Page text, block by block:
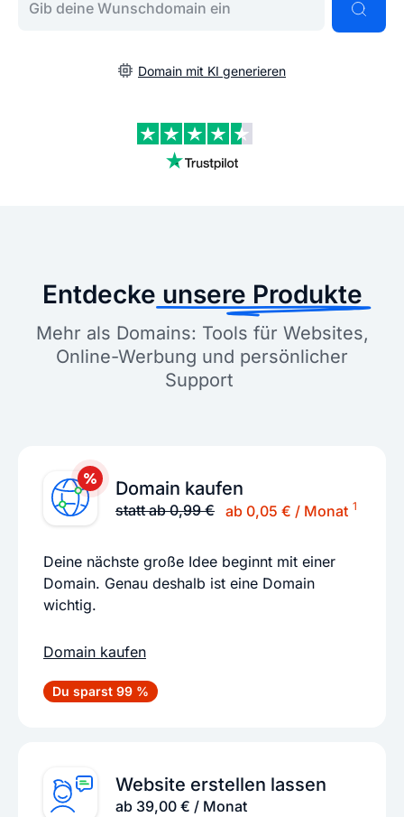
Domain mit KI generieren
Entdecke unsere Produkte
Mehr als Domains: Tools für Websites,
Online-Werbung und persönlicher
Support
Domain kaufen
statt ab 0,99 € ab 0,05 € / Monat 1
Deine nächste große Idee beginnt mit einer
Domain. Genau deshalb ist eine Domain
wichtig.
Domain kaufen
Du sparst 99 %
Website erstellen lassen
ab 39,00 € / Monat